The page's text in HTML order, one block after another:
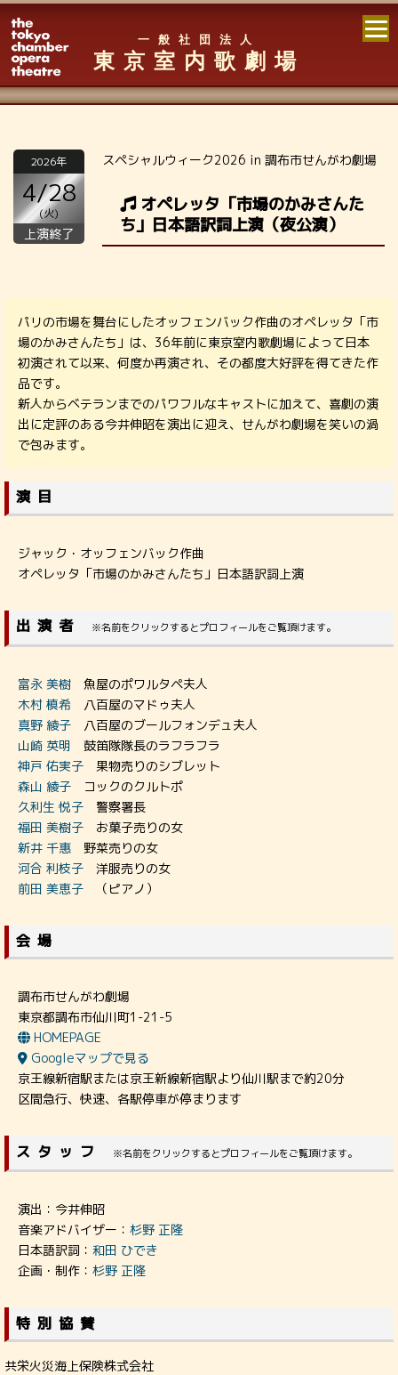
一般社団法人
東京室内歌劇場
2026年
4/28
(火)
上演終了
スペシャルウィーク2026 in 調布市せんがわ劇場
オペレッタ「市場のかみさんた
ち」日本語訳詞上演（夜公演）
パリの市場を舞台にしたオッフェンバック作曲のオペレッタ「市
場のかみさんたち」は、36年前に東京室内歌劇場によって日本
初演されて以来、何度か再演され、その都度大好評を得てきた作
品です。
新人からベテランまでのパワフルなキャストに加えて、喜劇の演
出に定評のある今井伸昭を演出に迎え、せんがわ劇場を笑いの渦
で包みます。
演目
ジャック・オッフェンバック作曲
オペレッタ「市場のかみさんたち」日本語訳詞上演
出演者 ※名前をクリックするとプロフィールをご覧頂けます。
富永 美樹 魚屋のポワルタペ夫人
木村 槙希 八百屋のマドゥ夫人
真野 綾子 八百屋のブールフォンデュ夫人
山崎 英明
鼓笛隊隊長のラフラフラ
神戸 佑実子 果物売りのシブレット
森山 綾子 コックのクルトポ
久利生 悦子 警察署長
福田 美樹子 お菓子売りの女
新井 千惠 野菜売りの女
河合 利枝子 洋服売りの女
前田 美恵子 （ピアノ）
会場
調布市せんがわ劇場
東京都調布市仙川町1-21-5
HOMEPAGE
Googleマップで見る
京王線新宿駅または京王新線新宿駅より仙川駅まで約20分
区間急行、快速、各駅停車が停まります
スタッフ ※名前をクリックするとプロフィールをご覧頂けます。
演出：今井伸昭
音楽アドバイザー： 杉野 正隆
日本語訳詞： 和田 ひでき
企画・制作： 杉野 正隆
特別協賛
共栄火災海上保険株式会社